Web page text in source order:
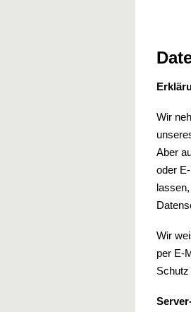
Wir
Aber
oder
Wir
per E-